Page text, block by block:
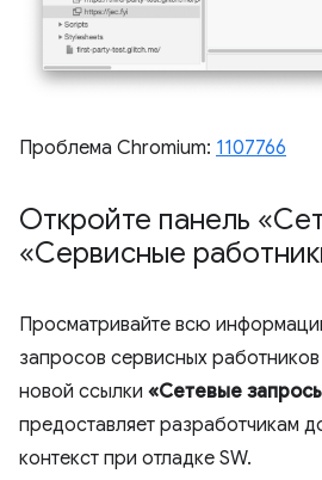
Проблема Chromium: 1107766
Откройте панель
«Сервисные
Просматривайте всю
запросов сервисных
новой ссылки «Сетевые
предоставляет разработчикам
контекст при отладке SW.